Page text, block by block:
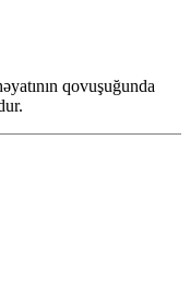
qovuşuğunda